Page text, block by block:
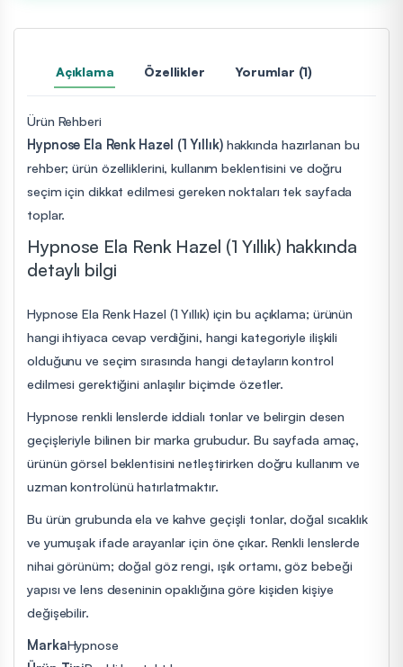
Açıklama Özellikler Yorumlar (1)
Ürün Rehberi
Hypnose Ela Renk Hazel (1 Yıllık)hakkında hazırlanan bu
rehber; ürün özelliklerini, kullanım beklentisini ve doğru
seçim için dikkat edilmesi gereken noktaları tek sayfada
toplar.
Hypnose Ela Renk Hazel (1 Yıllık) hakkında
detaylı bilgi
Hypnose Ela Renk Hazel (1 Yıllık) için bu açıklama; ürünün
hangi ihtiyaca cevap verdiğini, hangi kategoriyle ilişkili
olduğunu ve seçim sırasında hangi detayların kontrol
edilmesi gerektiğini anlaşılır biçimde özetler.
Hypnose renkli lenslerde iddialı tonlar ve belirgin desen
geçişleriyle bilinen bir marka grubudur. Bu sayfada amaç,
ürünün görsel beklentisini netleştirirken doğru kullanım ve
uzman kontrolünü hatırlatmaktır.
Bu ürün grubunda ela ve kahve geçişli tonlar, doğal sıcaklık
ve yumuşak ifade arayanlar için öne çıkar. Renkli lenslerde
nihai görünüm; doğal göz rengi, ışık ortamı, göz bebeği
yapısı ve lens deseninin opaklığına göre kişiden kişiye
değişebilir.
MarkaHypnose